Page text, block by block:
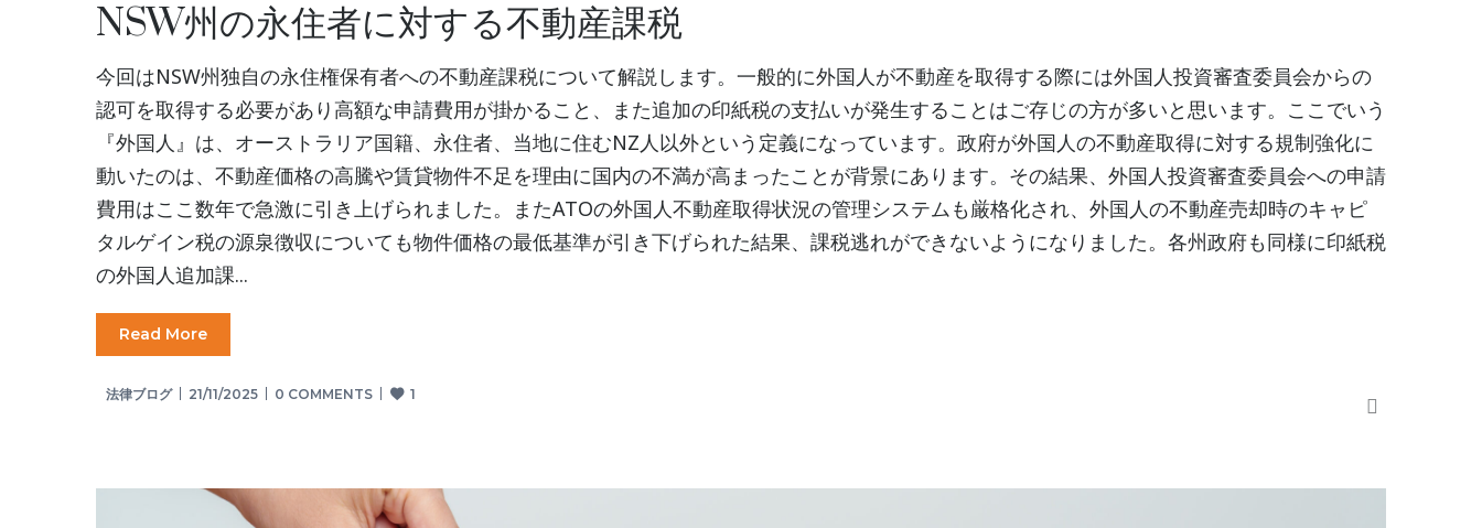
NSW州の永住者に対する不動産課税
今回はNSW州独自の永住権保有者への不動産課税について解説します。一般的に外国人が不動産を取得する際には外国人投資審査委員会からの
認可を取得する必要があり高額な申請費用が掛かること、また追加の印紙税の支払いが発生することはご存じの方が多いと思います。ここでいう
『外国人』は、オーストラリア国籍、永住者、当地に住むNZ人以外という定義になっています。政府が外国人の不動産取得に対する規制強化に
動いたのは、不動産価格の高騰や賃貸物件不足を理由に国内の不満が高まったことが背景にあります。その結果、外国人投資審査委員会への申請
費用はここ数年で急激に引き上げられました。またATOの外国人不動産取得状況の管理システムも厳格化され、外国人の不動産売却時のキャピ
タルゲイン税の源泉徴収についても物件価格の最低基準が引き下げられた結果、課税逃れができないようになりました。各州政府も同様に印紙税
の外国人追加課...
Read More
法律ブログ 21/11/2025 0 COMMENTS 1